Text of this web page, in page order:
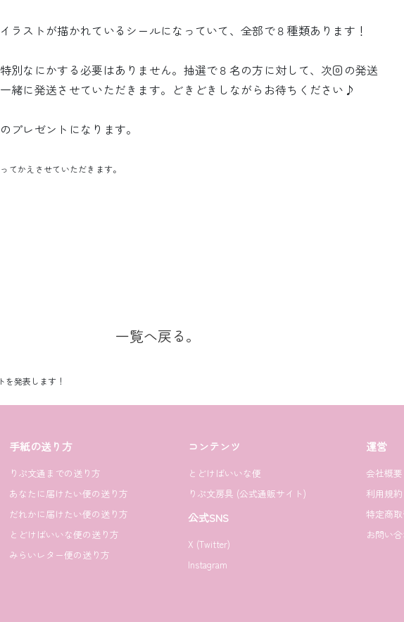
ラストが描かれているシールになっていて、全部で８種類あります！
別なにかする必要はありません。抽選で８名の方に対して、次回の発送
緒に発送させていただきます。どきどきしながらお待ちください♪
プレゼントになります。
てかえさせていただきます。
一覧へ戻る。
を発表します！
手紙の送り方
りぷ文通までの送り方
あなたに届けたい便の送り方
だれかに届けたい便の送り方
とどけばいいな便の送り方
みらいレター便の送り方
コンテンツ
とどけばいいな便
りぷ文房具 (公式通販サイト)
公式SNS
X (Twitter)
Instagram
運営
会社概要
利用規約
特定商
お問い